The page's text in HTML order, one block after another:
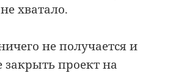
хватало.
не получается и
проект на